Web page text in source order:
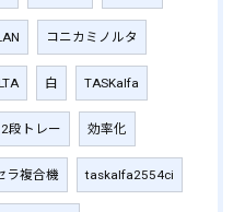
コニカミノルタ
白 TASKalfa
2段トレー 効率化
ラ複合機 taskalfa2554ci